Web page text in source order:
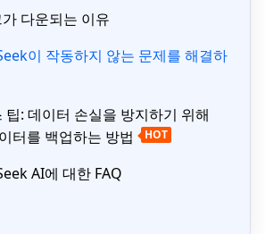
다운되는 이유
이 작동하지 않는 문제를 해결하
팁: 데이터 손실을 방지하기 위해
터를 백업하는 방법
HOT
AI에 대한 FAQ